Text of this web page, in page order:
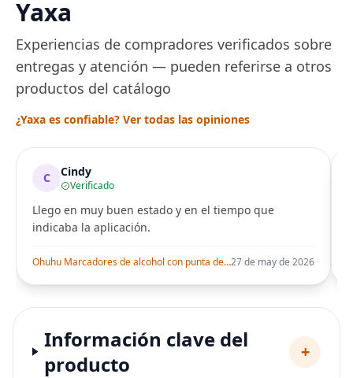
Yaxa
Experiencias de compradores verificados sobre
entregas y atención — pueden referirse a otros
productos del catálogo
¿Yaxa es confiable? Ver todas las opiniones
C Cindy
Verificado
Llego en muy buen estado y en el tiempo que
indicaba la aplicación.
Ohuhu Marcadores de alcohol con punta de pincel – Juego de marcadores artísticos de doble punta con certificación AP para artistas adultos27 de may de 2026
Información clave del
producto
+